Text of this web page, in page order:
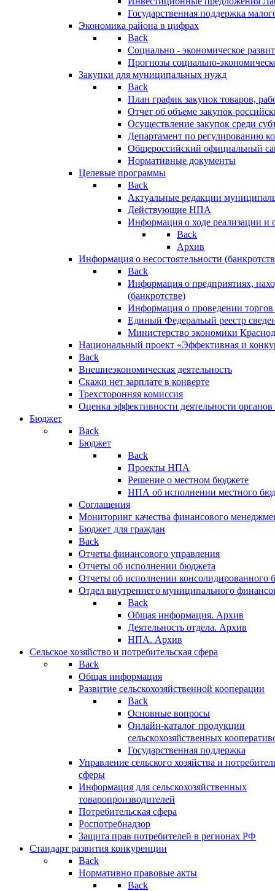
Государственная поддержка
Экономика района в цифрах
Back
Социально - экономическое
Прогнозы социально-
Закупки для муниципальных нужд
Back
План график закупок товаров,
Отчет об объеме закупок
Осуществление закупок среди
Департамент по регулированию
Общероссийский официальный
Нормативные документы
Целевые программы
Back
Актуальные редакции
Действующие НПА
Информация о ходе реализации
Back
Архив
Информация о несостоятельности
Back
Информация о предприятиях,
(банкротстве)
Информация о проведении
Единый Федеральый реестр
Министерство экономики
Национальный проект «Эффективная и
Back
Внешнеэкономическая деятельность
Скажи нет зарплате в конверте
Трехсторонняя комиссия
Оценка эффективности деятельности
Бюджет
Back
Бюджет
Back
Проекты НПА
Решение о местном бюджете
НПА об исполнении местного
Соглашения
Мониторинг качества финансового
Бюджет для граждан
Back
Отчеты финансового управления
Отчеты об исполнении бюджета
Отчеты об исполнении консолидированного
Отдел внутреннего муниципального
Back
Общая информация. Архив
Деятельность отдела. Архив
НПА. Архив
Сельское хозяйство и потребительская сфера
Back
Общая информация
Развитие сельскохозяйственной кооперации
Back
Основные вопросы
Онлайн-каталог продукции
сельскохозяйственных
Государственная поддержка
Управление сельского хозяйства и
сферы
Информация для сельскохозяйственных
товаропроизводителей
Потребительская сфера
Роспотребнадзор
Защита прав потребителей в регионах РФ
Стандарт развития конкуренции
Back
Нормативно правовые акты
Back